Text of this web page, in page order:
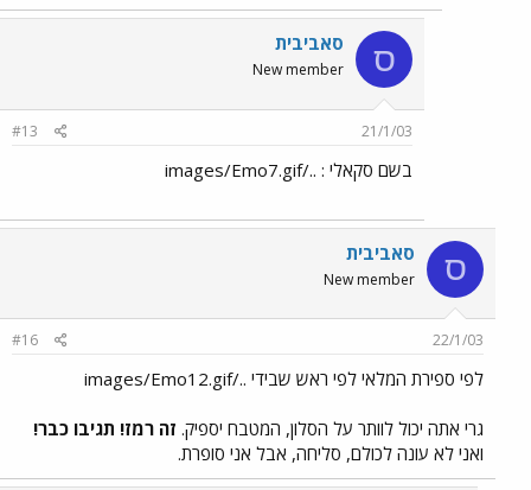
ס סאביבית
New member
21/1/03
#13
בשם סקאלי : ../images/Emo7.gif
ס סאביבית
New member
22/1/03
#16
לפי ספירת המלאי לפי ראש שבידי ../images/Emo12.gif
גרי אתה יכול לוותר על הסלון, המטבח יספיק. זה רמז! תגיבו כבר!
ואני לא עונה לכולם, סליחה, אבל אני סופרת.